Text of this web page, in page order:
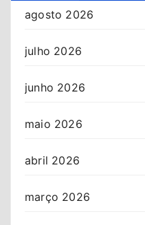
agosto 2026
julho 2026
junho 2026
maio 2026
abril 2026
março 2026